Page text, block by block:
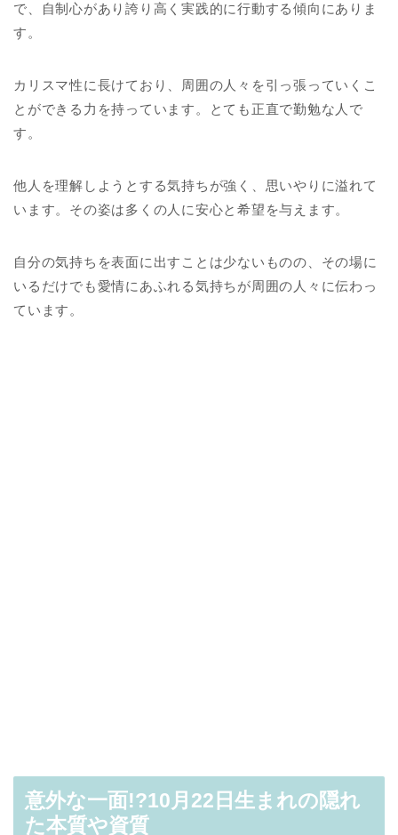
で、自制心があり誇り高く実践的に行動する傾向にありま
す。
カリスマ性に長けており、周囲の人々を引っ張っていくこ
とができる力を持っています。とても正直で勤勉な人で
す。
他人を理解しようとする気持ちが強く、思いやりに溢れて
います。その姿は多くの人に安心と希望を与えます。
自分の気持ちを表面に出すことは少ないものの、その場に
いるだけでも愛情にあふれる気持ちが周囲の人々に伝わっ
ています。
意外な一面!?10月22日生まれの隠れ
た本質や資質